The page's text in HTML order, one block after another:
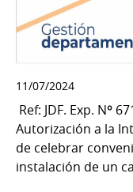
11/07/2024
Ref: JDF. Exp. Nº
Autorización a la
de celebrar
instalación de un